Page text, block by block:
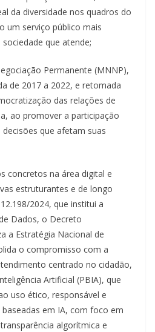
da diversidade nos quadros do
um serviço público mais
que atende;
Permanente (MNNP),
de 2017 a 2022, e retomada
das relações de
ao promover a participação
que afetam suas
concretos na área digital e
estruturantes e de longo
2024, que institui a
Dados, o Decreto
a Estratégia Nacional de
o compromisso com a
centrado no cidadão,
Artificial (PBIA), que
uso ético, responsável e
em IA, com foco em
algorítmica e